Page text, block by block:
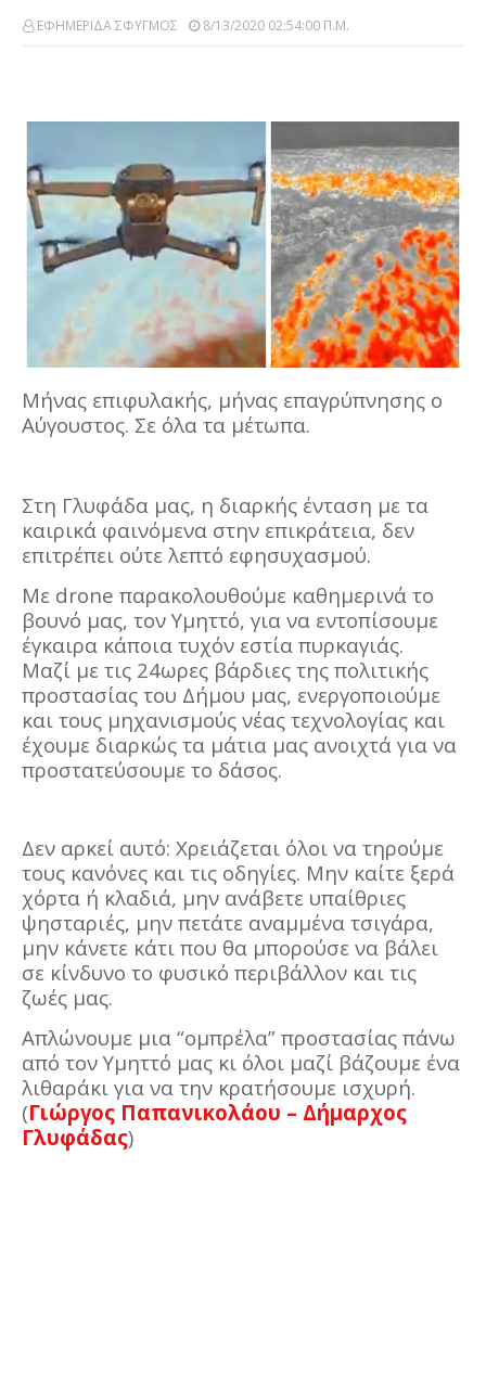
ΕΦΗΜΕΡΙΔΑ ΣΦΥΓΜΟΣ 8/13/2020 02:54:00 Π.μ.
Μήνας επιφυλακής, μήνας επαγρύπνησης ο
Αύγουστος. Σε όλα τα μέτωπα.
Στη Γλυφάδα μας, η διαρκής ένταση με τα
καιρικά φαινόμενα στην επικράτεια, δεν
επιτρέπει ούτε λεπτό εφησυχασμού.
Με drone παρακολουθούμε καθημερινά το
βουνό μας, τον Υμηττό, για να εντοπίσουμε
έγκαιρα κάποια τυχόν εστία πυρκαγιάς.
Μαζί με τις 24ωρες βάρδιες της πολιτικής
προστασίας του Δήμου μας, ενεργοποιούμε
και τους μηχανισμούς νέας τεχνολογίας και
έχουμε διαρκώς τα μάτια μας ανοιχτά για να
προστατεύσουμε το δάσος.
Δεν αρκεί αυτό: Χρειάζεται όλοι να τηρούμε
τους κανόνες και τις οδηγίες. Μην καίτε ξερά
χόρτα ή κλαδιά, μην ανάβετε υπαίθριες
ψησταριές, μην πετάτε αναμμένα τσιγάρα,
μην κάνετε κάτι που θα μπορούσε να βάλει
σε κίνδυνο το φυσικό περιβάλλον και τις
ζωές μας.
Απλώνουμε μια “ομπρέλα” προστασίας πάνω
από τον Υμηττό μας κι όλοι μαζί βάζουμε ένα
λιθαράκι για να την κρατήσουμε ισχυρή.
(Γιώργος Παπανικολάου – Δήμαρχος
Γλυφάδας)